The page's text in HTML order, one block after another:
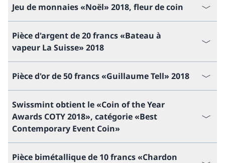
Jeu de monnaies «Noël» 2018, fleur de coin
Pièce d'argent de 20 francs «Bateau à
vapeur La Suisse» 2018
Pièce d'or de 50 francs «Guillaume Tell» 2018
Swissmint obtient le «Coin of the Year
Awards COTY 2018», catégorie «Best
Contemporary Event Coin»
Pièce bimétallique de 10 francs «Chardon